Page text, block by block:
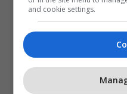
and cookie settings.